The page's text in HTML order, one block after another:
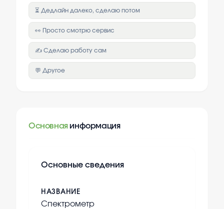
⏳ Дедлайн далеко, сделаю потом
👀 Просто смотрю сервис
✍️ Сделаю работу сам
💬 Другое
Основная информация
Основные сведения
НАЗВАНИЕ
Спектрометр